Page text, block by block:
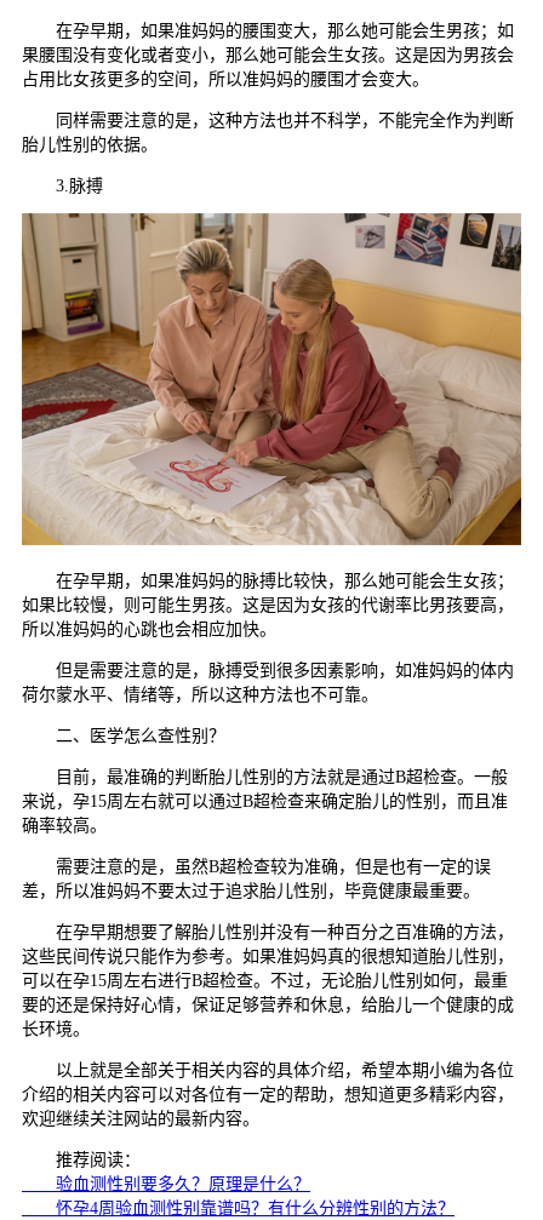
在孕早期，如果准妈妈的腰围变大，那么她可能会生男孩；如
果腰围没有变化或者变小，那么她可能会生女孩。这是因为男孩会
占用比女孩更多的空间，所以准妈妈的腰围才会变大。
同样需要注意的是，这种方法也并不科学，不能完全作为判断
胎儿性别的依据。
3.脉搏
在孕早期，如果准妈妈的脉搏比较快，那么她可能会生女孩；
如果比较慢，则可能生男孩。这是因为女孩的代谢率比男孩要高，
所以准妈妈的心跳也会相应加快。
但是需要注意的是，脉搏受到很多因素影响，如准妈妈的体内
荷尔蒙水平、情绪等，所以这种方法也不可靠。
二、医学怎么查性别？
目前，最准确的判断胎儿性别的方法就是通过B超检查。一般
来说，孕15周左右就可以通过B超检查来确定胎儿的性别，而且准
确率较高。
需要注意的是，虽然B超检查较为准确，但是也有一定的误
差，所以准妈妈不要太过于追求胎儿性别，毕竟健康最重要。
在孕早期想要了解胎儿性别并没有一种百分之百准确的方法，
这些民间传说只能作为参考。如果准妈妈真的很想知道胎儿性别，
可以在孕15周左右进行B超检查。不过，无论胎儿性别如何，最重
要的还是保持好心情，保证足够营养和休息，给胎儿一个健康的成
长环境。
以上就是全部关于相关内容的具体介绍，希望本期小编为各位
介绍的相关内容可以对各位有一定的帮助，想知道更多精彩内容，
欢迎继续关注网站的最新内容。
推荐阅读：
验血测性别要多久？原理是什么？
怀孕4周验血测性别靠谱吗？有什么分辨性别的方法？